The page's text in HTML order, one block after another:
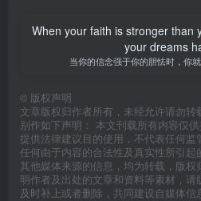
When your faith is stronger than
your dreams
当你的信念强于你的胆怯时，你
© 版权声明
文章版权归作者所有，未经允许请勿
别作如下声明： 本文刊载所有内容仅
提供法律建议目的使用，不代表任何监
任何由于内容的合法性及真实性所引
其他媒体来源的信息，均为转载，版
明作者及出处的文章和资料等素材，
及时补上或者删除，共同建设自媒体信